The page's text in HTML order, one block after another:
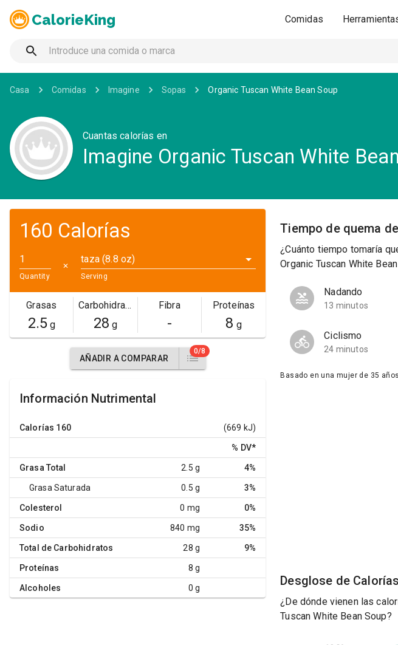
CalorieKing Comidas
Casa Comidas Imagine Sopas Organic Tuscan White Bean Soup
Cuantas calorías en
Imagine Organic Tuscan White
160 Calorías
Quantity
✕
taza (8.8 oz)
Serving
Grasas
2.5g
Carbohidratos
28 g
Fibra
-
Proteínas
8 g
AÑADIR A COMPARAR
0/8
Información Nutrimental
Calorías 160 (669 kJ)
% DV*
Grasa Total 2.5 g 4%
Grasa Saturada 0.5 g 3%
Colesterol 0 mg 0%
Sodio 840 mg 35%
Total de Carbohidratos 28 g 9%
Proteínas 8 g
Alcoholes 0 g
Tiempo de quema
¿Cuánto tiempo tomaría
Organic Tuscan White
Nadando
13 minutos
Ciclismo
24 minutos
Basado en una mujer de 35
Desglose de Calorías
¿De dónde vienen las
Tuscan White Bean Soup?